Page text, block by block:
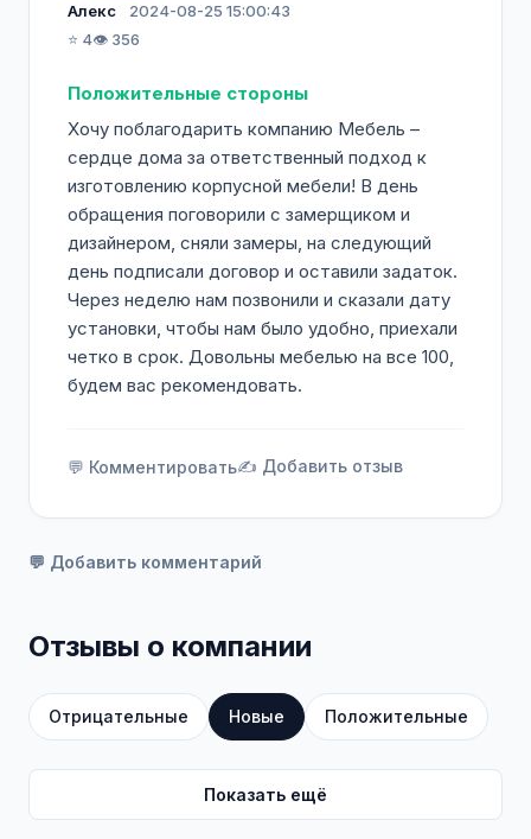
Алекс
2024-08-25 15:00:43
⭐ 4👁️ 356
Положительные стороны
Хочу поблагодарить компанию Мебель –
сердце дома за ответственный подход к
изготовлению корпусной мебели! В день
обращения поговорили с замерщиком и
дизайнером, сняли замеры, на следующий
день подписали договор и оставили задаток.
Через неделю нам позвонили и сказали дату
установки, чтобы нам было удобно, приехали
четко в срок. Довольны мебелью на все 100,
будем вас рекомендовать.
💬 Комментировать✍️ Добавить отзыв
💬 Добавить комментарий
Отзывы о компании
Отрицательные Новые Положительные
Показать ещё